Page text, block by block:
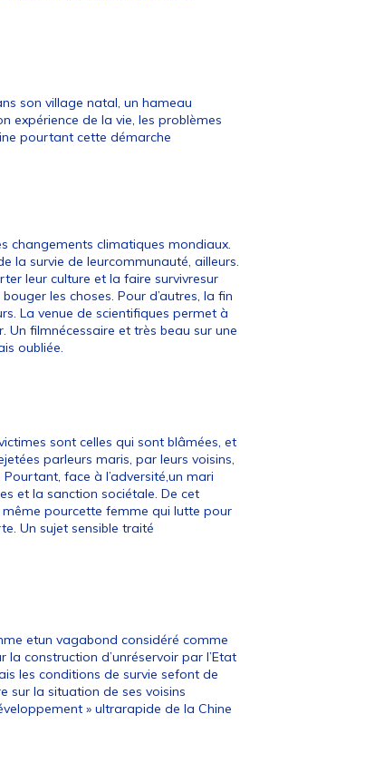
son village natal, un hameau
expérience de la vie, les problèmes
pourtant cette démarche
changements climatiques mondiaux.
la survie de leurcommunauté, ailleurs.
leur culture et la faire survivresur
les choses. Pour d’autres, la fin
La venue de scientifiques permet à
Un filmnécessaire et très beau sur une
oubliée.
sont celles qui sont blâmées, et
parleurs maris, par leurs voisins,
face à l’adversité,un mari
et la sanction sociétale. De cet
pourcette femme qui lutte pour
Un sujet sensible traité
etun vagabond considéré comme
construction d’unréservoir par l’Etat
les conditions de survie sefont de
sur la situation de ses voisins
» ultrarapide de la Chine